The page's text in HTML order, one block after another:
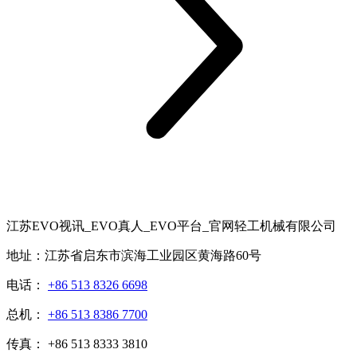
江苏EVO视讯_EVO真人_EVO平台_官网轻工机械有限公司
地址：江苏省启东市滨海工业园区黄海路60号
电话： +86 513 8326 6698
总机： +86 513 8386 7700
传真： +86 513 8333 3810